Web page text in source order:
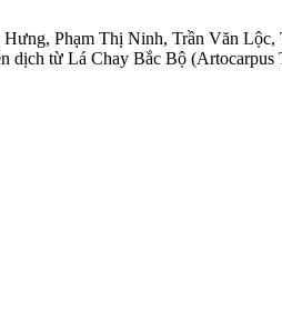
Phạm Thị Ninh, Trần Văn
từ Lá Chay Bắc Bộ (Artocarpus